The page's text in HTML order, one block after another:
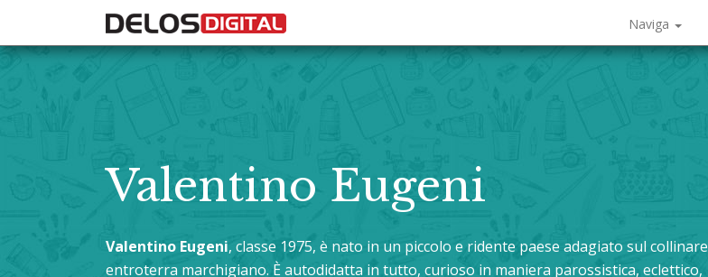
Naviga
Valentino Eugeni
Valentino Eugeni, classe 1975, è nato in un piccolo e ridente paese adagiato sul collinare
entroterra marchigiano. È autodidatta in tutto, curioso in maniera parossistica, eclettico,